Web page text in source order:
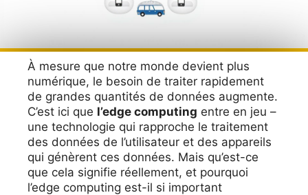
À mesure que notre monde devient plus
numérique, le besoin de traiter rapidement
de grandes quantités de données augmente.
C’est ici que l’edge computing entre en jeu –
une technologie qui rapproche le traitement
des données de l’utilisateur et des appareils
qui génèrent ces données. Mais qu’est-ce
que cela signifie réellement, et pourquoi
l’edge computing est-il si important